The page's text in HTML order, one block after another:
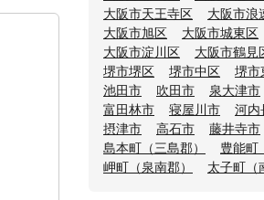
大阪市天王寺区
大阪市浪
大阪市旭区
大阪市城東区
大阪市淀川区
大阪市鶴見
堺市堺区
堺市中区 堺市
池田市
吹田市 泉大津市
富田林市
寝屋川市 河内
摂津市
高石市 藤井寺市
島本町（三島郡）
豊能町
岬町（泉南郡）
太子町（